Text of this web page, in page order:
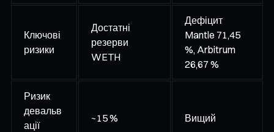
Ключові
ризики
Достатні
резерви
WETH
Дефіцит
Mantle 71,45
%, Arbitrum
26,67 %
Ризик
девальв
ації
~15 % Вищий